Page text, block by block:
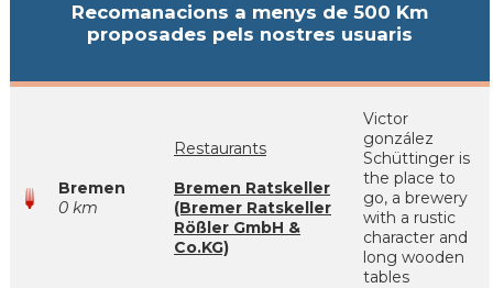
Recomanacions a menys de 500 Km
proposades pels nostres usuaris
Bremen
0 km
Restaurants
Bremen Ratskeller
(Bremer Ratskeller
Rößler GmbH &
Co.KG)
Victor
gonzález
Schüttinger is
the place to
go, a brewery
with a rustic
character and
long wooden
tables